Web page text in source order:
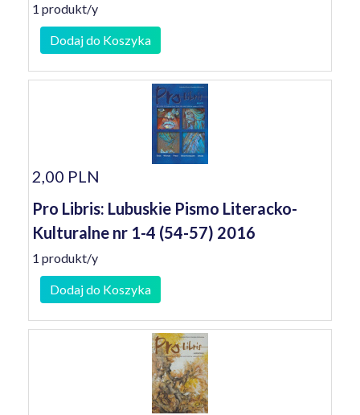
1 produkt/y
Dodaj do Koszyka
2,00 PLN
Pro Libris: Lubuskie Pismo Literacko-
Kulturalne nr 1-4 (54-57) 2016
1 produkt/y
Dodaj do Koszyka